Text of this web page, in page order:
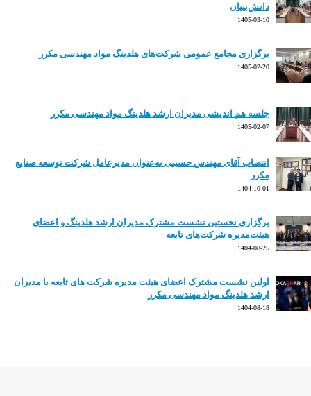
دانش‌بنیان
1405-03-10
برگزاری مجامع عمومی شرکت‌های هلدینگ مواد مهندسی مکرر
1405-02-20
جلسه هم اندیشی مدیران ارشد هلدینگ مواد مهندسی مکرر
1405-02-07
انتصاب آقای مهندس حسینی به‌عنوان مدیرعامل شرکت توسعه صنایع
مکرر
1404-10-01
برگزاری نخستین نشست مشترک مدیران ارشد هلدینگ و اعضای
هیئت‌مدیره شرکت‌های تابعه
1404-08-25
اولین نشست مشترک اعضای هیئت مدیره شرکت های تابعه با مدیران
ارشد هلدینگ مواد مهندسی مکرر
1404-08-18